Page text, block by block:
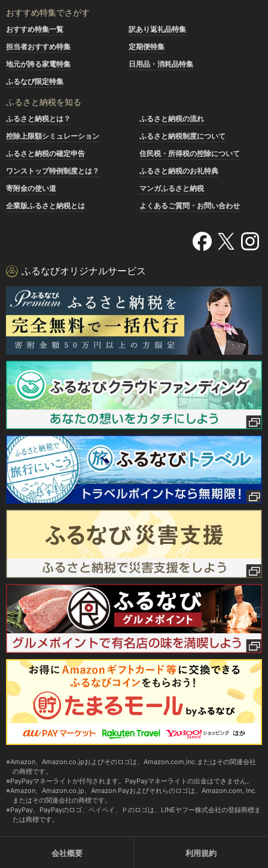
おすすめ特集でさがす
おすすめ特集一覧
訳あり返礼品特集
担当者おすすめ特集
定期便特集
地元が誇る家電特集
日用品・消耗品特集
ふるなび限定特集
ふるさと納税を知る
ふるさと納税とは？
ふるさと納税の流れ
控除上限額シミュレーション
ふるさと納税制度について
ふるさと納税の確定申告
住民税・所得税の控除について
ワンストップ特例制度とは？
ふるさと納税のお礼特典
寄附金の使い道
マンガふるさと納税
企業版ふるさと納税とは
よくあるご質問・お問い合わせ
ふるなびオリジナルサービス
Amazon、Amazon.co.jpおよびそのロゴは、Amazon.com,Inc.またはその関連会社
の商標です。
PayPayマネーライトが付与されます。PayPayマネーライトの出金はできません。
Amazon、Amazon.co.jp、Amazon Payおよびそれらのロゴは、Amazon.com, Inc.
またはその関連会社の商標です。
PayPay、PayPayのロゴ、ペイペイ、Ｐのロゴは、LINEヤフー株式会社の登録商標ま
たは商標です。
会社概要 利用規約